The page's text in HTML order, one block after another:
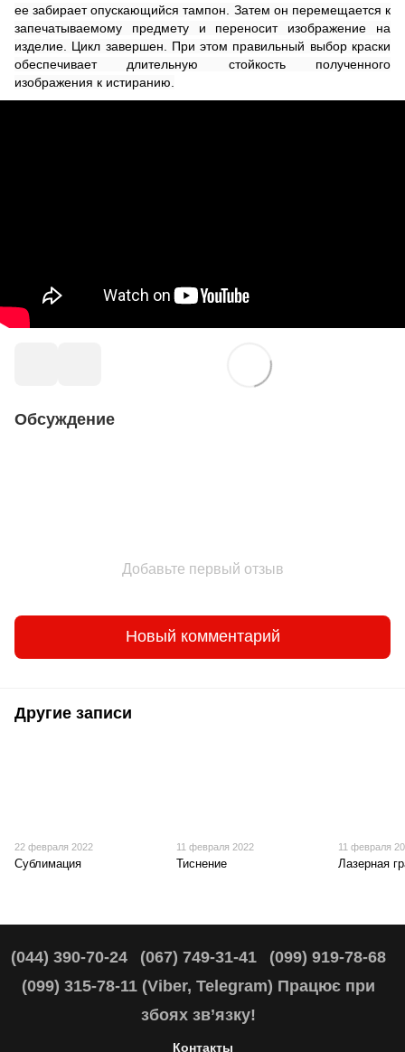
ее забирает опускающийся тампон. Затем он перемещается к
запечатываемому предмету и переносит изображение на
изделие. Цикл завершен. При этом правильный выбор краски
обеспечивает длительную стойкость полученного
изображения к истиранию.
Обсуждение
Добавьте первый отзыв
Новый комментарий
Другие записи
22 февраля 2022
Сублимация
11 февраля 2022
Тиснение
11 февраля
Лазерная
(044) 390-70-24 (067) 749-31-41
(099) 919-78-68
(099) 315-78-11 (Viber, Telegram) Працює при
збоях зв’язку!
Контакты